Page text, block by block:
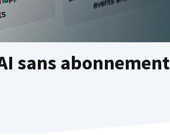
sans abonnement